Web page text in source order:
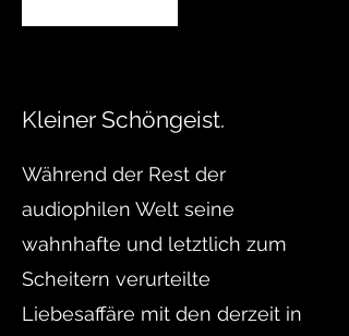
Kleiner Schöngeist.
Während der Rest der
audiophilen Welt seine
wahnhafte und letztlich zum
Scheitern verurteilte
Liebesaffäre mit den derzeit in